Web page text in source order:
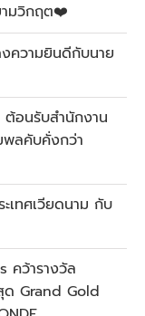
ามวิกฤต❤️
ความยินดีกับนาย
อนรับสำนักงาน
พลคับคั่งกว่า
เทศเวียดนาม กับ
คว้ารางวัล
ด Grand Gold